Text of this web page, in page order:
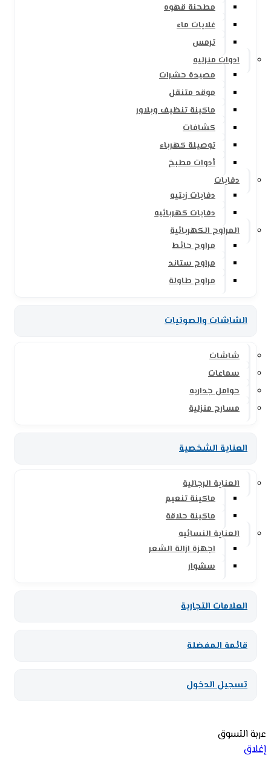
مطحنة قهوه
غلايات ماء
ترمس
ادوات منزليه
مصيدة حشرات
موقد متنقل
ماكينة تنظيف وبلاور
كشافات
توصيلة كهرباء
أدوات مطبخ
دفايات
دفايات زيتيه
دفايات كهربائيه
المراوح الكهربائية
مراوح حائط
مراوح ستاند
مراوح طاولة
الشاشات والصوتيات
شاشات
سماعات
حوامل جداريه
مسارح منزلية
العناية الشخصية
العناية الرجالية
ماكينة تنعيم
ماكينة حلاقة
العناية النسائيه
اجهزة ازالة الشعر
سشوار
العلامات التجارية
قائمة المفضلة
تسجيل الدخول
عربة التسوق
إغلاق